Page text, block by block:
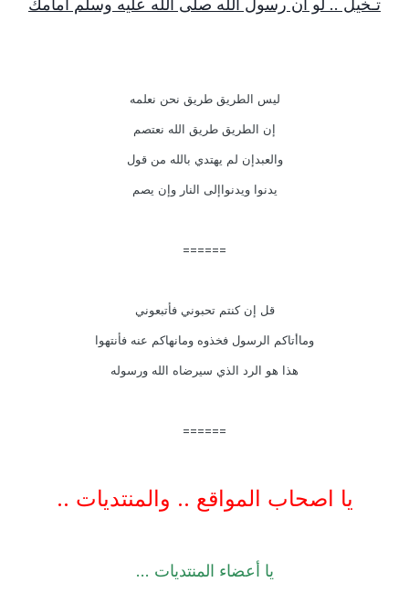
تـخيل .. لو أن رسول الله صلى الله عليه وسلم أمامك
ليس الطريق طريق نحن نعلمه
إن الطريق طريق الله نعتصم
والعبدإن لم يهتدي بالله من قول
يدنوا ويدنواإلى النار وإن يصم
======
قل إن كنتم تحبوني فأتبعوني
وماأتاكم الرسول فخذوه ومانهاكم عنه فأنتهوا
هذا هو الرد الذي سيرضاه الله ورسوله
======
يا اصحاب المواقع .. والمنتديات ..
يا أعضاء المنتديات ...